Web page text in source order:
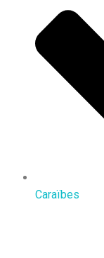
Caraïbes